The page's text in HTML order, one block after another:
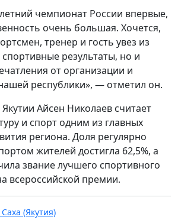
чемпионат России впервые,
очень большая. Хочется,
тренер и гость увез из
результаты, но и
от организации и
республики», — отметил он.
Айсен Николаев считает
и спорт одним из главных
региона. Доля регулярно
жителей достигла 62,5%, а
звание лучшего спортивного
всероссийской премии.
(Якутия)